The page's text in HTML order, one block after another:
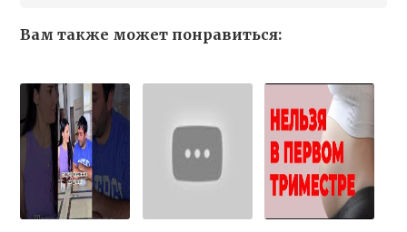
Вам также может понравиться: